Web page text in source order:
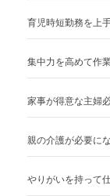
育児時短勤務を上
集中力を高めて作
家事が得意な主婦
親の介護が必要に
やりがいを持って